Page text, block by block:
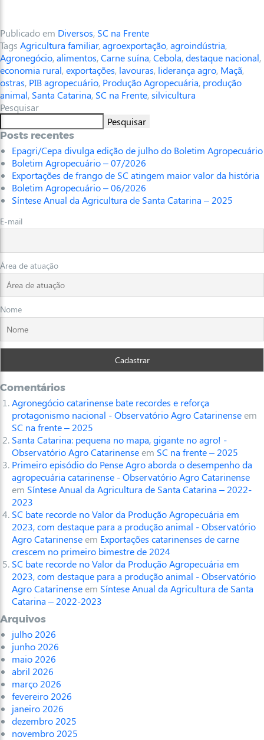
Publicado em Diversos, SC na Frente
Tags Agricultura familiar,agroexportação,agroindústria,
Agronegócio,alimentos,Carne suína,Cebola,destaque nacional,
economia rural,exportações, lavouras, liderança agro, Maçã,
ostras, PIB agropecuário, Produção Agropecuária, produção
animal, Santa Catarina, SC na Frente,silvicultura
Pesquisar
Pesquisar
Posts recentes
Epagri/Cepa divulga edição de julho do Boletim Agropecuário
Boletim Agropecuário – 07/2026
Exportações de frango de SC atingem maior valor da história
Boletim Agropecuário – 06/2026
Síntese Anual da Agricultura de Santa Catarina – 2025
E-mail
Área de atuação
Nome
Comentários
Agronegócio catarinense bate recordes e reforça
protagonismo nacional - Observatório Agro Catarinenseem
SC na frente – 2025
Santa Catarina: pequena no mapa, gigante no agro! -
Observatório Agro Catarinenseem SC na frente – 2025
Primeiro episódio do Pense Agro aborda o desempenho da
agropecuária catarinense - Observatório Agro Catarinense
em Síntese Anual da Agricultura de Santa Catarina – 2022-
2023
SC bate recorde no Valor da Produção Agropecuária em
2023, com destaque para a produção animal - Observatório
Agro Catarinenseem Exportações catarinenses de carne
crescem no primeiro bimestre de 2024
SC bate recorde no Valor da Produção Agropecuária em
2023, com destaque para a produção animal - Observatório
Agro Catarinenseem Síntese Anual da Agricultura de Santa
Catarina – 2022-2023
Arquivos
julho 2026
junho 2026
maio 2026
abril 2026
março 2026
fevereiro 2026
janeiro 2026
dezembro 2025
novembro 2025